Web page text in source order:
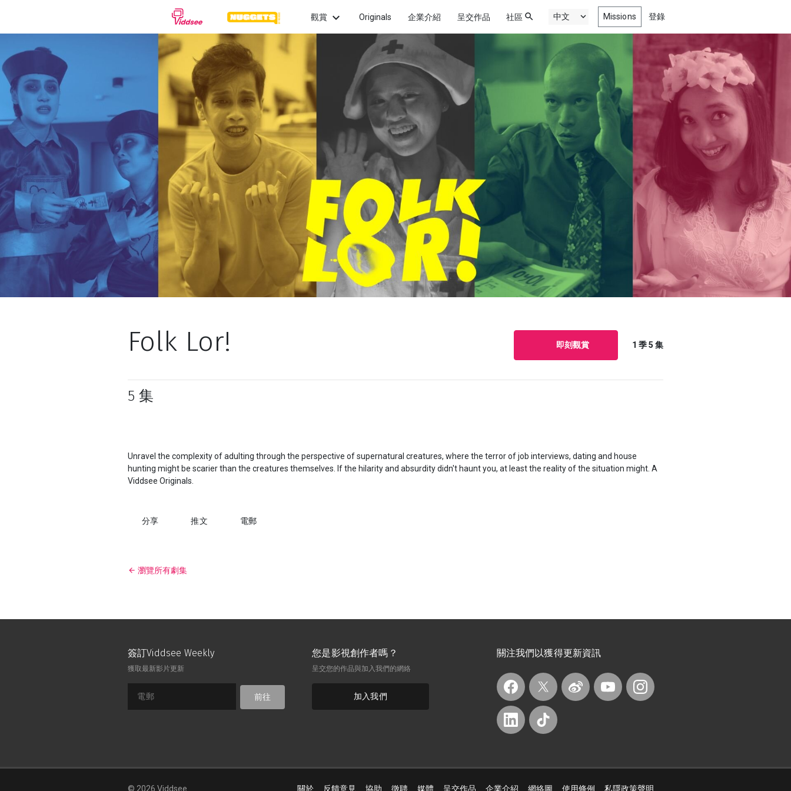
觀賞 Originals 企業介紹 呈交作品 社區 Missions 登錄
紀錄片 動畫
喜劇 驚悚
動作 科幻
話題
犯罪
童年 啟發 友情
觀賞最新最精彩劇情, 喜劇, 動畫以及紀錄
熱門微電影，為您獻上
頻道
觀賞來自影展、競賽、影音院校以及更多
的獲獎作品
Folk Lor! 即刻觀賞 1 季5 集
5 集
Unravel the complexity of adulting through the perspective of supernatural creatures, where the terror of job interviews, dating and house
hunting might be scarier than the creatures themselves. If the hilarity and absurdity didn't haunt you, at least the reality of the situation might. A
Viddsee Originals.
分享 推文 電郵
瀏覽所有劇集
簽訂Viddsee Weekly
獲取最新影片更新
前往
您是影視創作者嗎？
呈交您的作品與加入我們的網絡
加入我們
關注我們以獲得更新資訊
關於 反饋意見 協助 徵聘 媒體 呈交作品 企業介紹 網絡圖 使用條例 私隱政策聲明
© 2026 Viddsee